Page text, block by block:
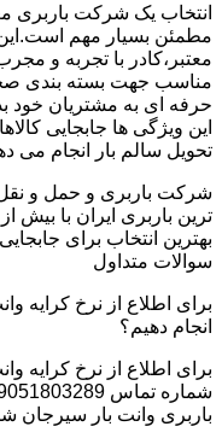
انتخاب یک شرکت باربری
مطمئن بسیار مهم
معتبر،کادر با تجربه و
مناسب جهت بسته بندی
حرفه ای به مشتریان خود
این ویژگی ها جابجایی
تحویل سالم بار انجام می
شرکت باربری و حمل و
بهترین انتخاب برای
سوالات متداول
انجام دهیم؟
باربری وانت بار سیرجان